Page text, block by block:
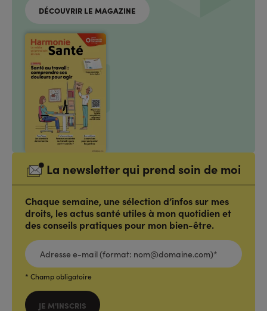
DÉCOUVRIR LE MAGAZINE
La newsletter qui prend soin de moi
Chaque semaine, une sélection d’infos sur mes
droits, les actus santé utiles à mon quotidien et
des conseils pratiques pour mon bien-être.
ADRESSE
E-
MAIL
(FORMAT:
NOM@DOMAINE.COM)*
* Champ obligatoire
JE M'INSCRIS